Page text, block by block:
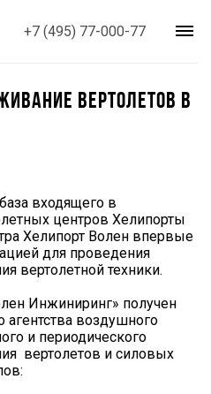
+7 (495) 77-000-77
ВЕРТОЛЕТОВ В
входящего в
центров Хелипорты
Хелипорт Волен впервые
для проведения
вертолетной техники.
Инжиниринг» получен
агентства воздушного
и периодического
вертолетов и силовых